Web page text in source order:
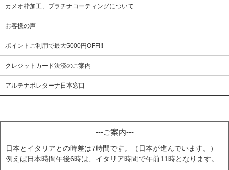
カメオ枠加工、プラチナコーティングについて
お客様の声
ポイントご利用で最大5000円OFF!!!
クレジットカード決済のご案内
アルテナポレターナ日本窓口
---ご案内---
日本とイタリアとの時差は7時間です。（日本が進んでいます。）
例えば日本時間午後6時は、イタリア時間で午前11時となります。